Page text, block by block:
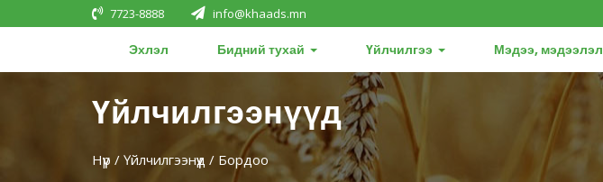
7723-8888 info@khaads.mn
Эхлэл Бидний тухай Үйлчилгээ Мэдээ, мэдээлэл
Үйлчилгээнүүд
Нүүр / Үйлчилгээнүүд / Бордоо